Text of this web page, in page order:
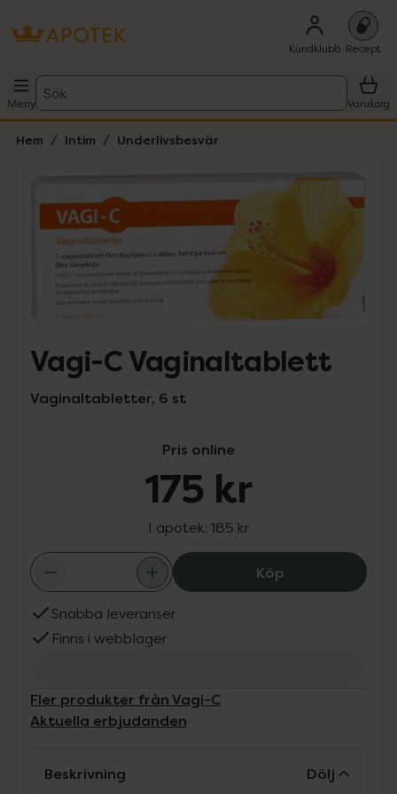
Kundklubb Recept
Meny
Sök
Varukorg
Hem Intim Underlivsbesvär
Lista: . Innehåller 1 objekt.
Vagi-C Vaginaltablett
Vaginaltabletter, 6 st
Pris online
175 kr
I apotek: 185 kr
KöpVagi-C
Snabba leveranser
Finns i webblager
Fler produkter från Vagi-C
Aktuella erbjudanden
Beskrivning Dölj